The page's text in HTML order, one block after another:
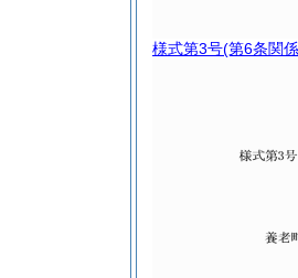
様式第3号(第6条関